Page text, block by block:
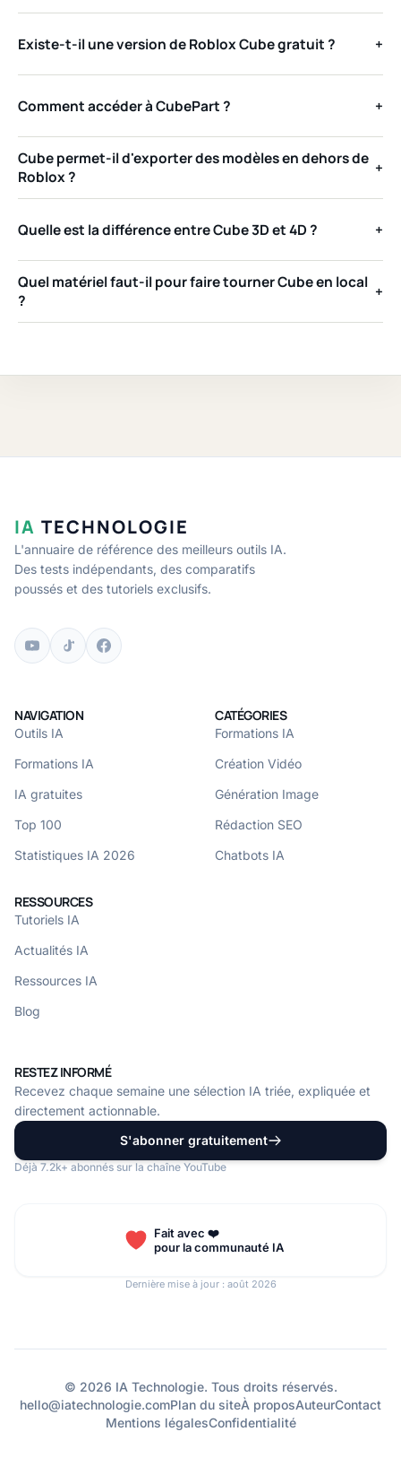
Existe-t-il une version de Roblox Cube gratuit ? +
Comment accéder à CubePart ? +
Cube permet-il d'exporter des modèles en dehors de
Roblox ?
+
Quelle est la différence entre Cube 3D et 4D ? +
Quel matériel faut-il pour faire tourner Cube en local
?
+
IA TECHNOLOGIE
L'annuaire de référence des meilleurs outils IA.
Des tests indépendants, des comparatifs
poussés et des tutoriels exclusifs.
NAVIGATION
Outils IA
Formations IA
IA gratuites
Top 100
Statistiques IA 2026
CATÉGORIES
Formations IA
Création Vidéo
Génération Image
Rédaction SEO
Chatbots IA
RESSOURCES
Tutoriels IA
Actualités IA
Ressources IA
Blog
RESTEZ INFORMÉ
Recevez chaque semaine une sélection IA triée, expliquée et
directement actionnable.
S'abonner gratuitement
Déjà 7.2k+ abonnés sur la chaîne YouTube
Fait avec ❤️
pour la communauté IA
Dernière mise à jour : août 2026
© 2026 IA Technologie. Tous droits réservés.
hello@iatechnologie.comPlan du siteÀ proposAuteurContact
Mentions légalesConfidentialité